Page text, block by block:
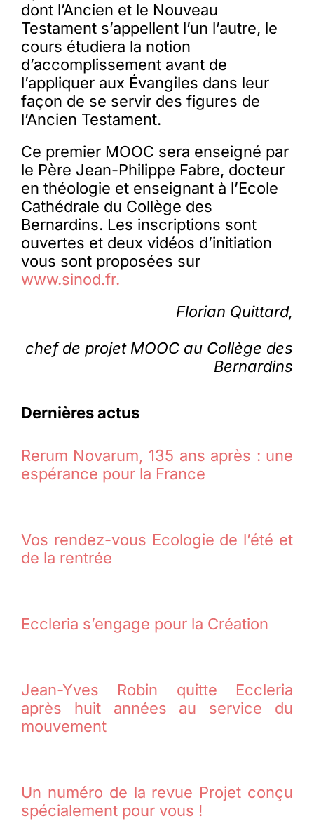
dont l’Ancien et le Nouveau
Testament s’appellent l’un l’autre, le
cours étudiera la notion
d’accomplissement avant de
l’appliquer aux Évangiles dans leur
façon de se servir des figures de
l’Ancien Testament.
Ce premier MOOC sera enseigné par
le Père Jean-Philippe Fabre, docteur
en théologie et enseignant à l’Ecole
Cathédrale du Collège des
Bernardins. Les inscriptions sont
ouvertes et deux vidéos d’initiation
vous sont proposées sur
www.sinod.fr.
Florian Quittard,
chef de projet MOOC au Collège des
Bernardins
Dernières actus
Rerum Novarum, 135 ans après : une
espérance pour la France
Vos rendez-vous Ecologie de l’été et
de la rentrée
Eccleria s’engage pour la Création
Jean-Yves Robin quitte Eccleria
après huit années au service du
mouvement
Un numéro de la revue Projet conçu
spécialement pour vous !